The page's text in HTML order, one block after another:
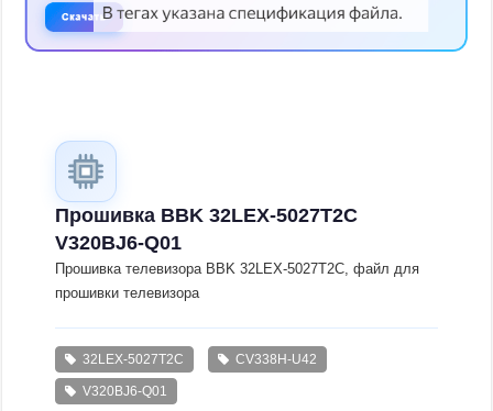
Прошивка BBK 32LEX-5027T2C
V320BJ6-Q01
Прошивка телевизора BBK 32LEX-5027T2C, файл для
прошивки телевизора
32LEX-5027T2C CV338H-U42
V320BJ6-Q01